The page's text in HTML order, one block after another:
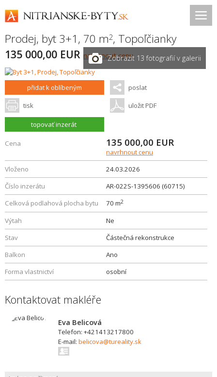
Prodej, byt 3+1, 70 m2, Topoľčianky
135 000,00 EUR navrhnout cenuZobrazit 13 fotografií v galerii
přidat k oblíbeným poslat
tisk uložit PDF
topovať inzerát
Cena 135 000,00 EUR
navrhnout cenu
Vloženo
24.03.2026
Číslo inzerátu
AR-022S-1395606 (60715)
Celková podlahová plocha bytu
70 m2
Výtah
Ne
Stav
Částečná rekonstrukce
Balkon
Ano
Forma vlastnictví
osobní
Kontaktovat makléře
Eva Belicová
Telefon: +421413217800
E-mail: belicova@tureality.sk